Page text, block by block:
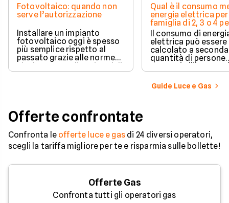
Fotovoltaico: quando non
serve l’autorizzazione
Installare un impianto
fotovoltaico oggi è spesso
più semplice rispetto al
passato grazie alle norme
che hanno ampliato i casi di
edilizia libera.
Qual è il consumo
energia elettrica per
famiglia di 2, 3 o 4
Il consumo di
elettrica può essere
calcolato a
quantità di persone
presenti all'interno
determinato
numerosi i fattori
influenzano questo
Guide Luce e Gas
Offerte confrontate
Confronta le offerte luce e gasdi 24 diversi operatori,
scegli la tariffa migliore per te e risparmia sulle bollette!
Offerte Gas
Confronta tutti gli operatori gas